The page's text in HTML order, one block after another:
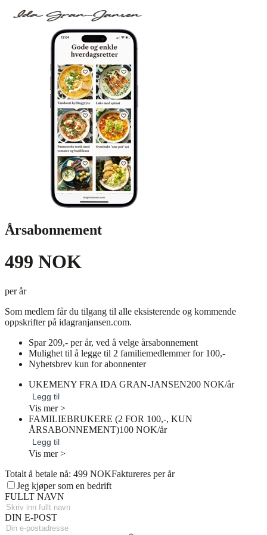
Årsabonnement
499 NOK
per år
Som medlem får du tilgang til alle eksisterende og kommende
oppskrifter på idagranjansen.com.
Spar 209,- per år, ved å velge årsabonnement
Mulighet til å legge til 2 familiemedlemmer for 100,-
Nyhetsbrev kun for abonnenter
UKEMENY FRA IDA GRAN-JANSEN200 NOK/år
Legg til
Vis mer >
FAMILIEBRUKERE (2 FOR 100,-, KUN
ÅRSABONNEMENT)100 NOK/år
Legg til
Vis mer >
Totalt å betale nå: 499 NOKFaktureres per år
Jeg kjøper som en bedrift
FULLT NAVN
DIN E-POST